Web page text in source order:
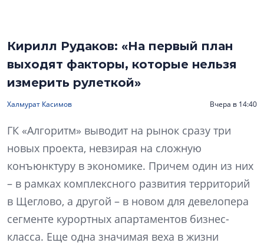
Кирилл Рудаков: «На первый план
выходят факторы, которые нельзя
измерить рулеткой»
Халмурат Касимов Вчера в 14:40
ГК «Алгоритм» выводит на рынок сразу три
новых проекта, невзирая на сложную
конъюнктуру в экономике. Причем один из них
– в рамках комплексного развития территорий
в Щеглово, а другой – в новом для девелопера
сегменте курортных апартаментов бизнес-
класса. Еще одна значимая веха в жизни